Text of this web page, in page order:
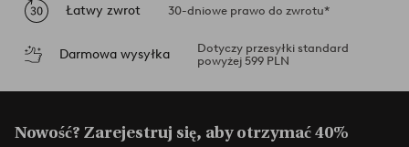
Łatwy zwrot 30-dniowe prawo do zwrotu*
Darmowa wysyłka
Dotyczy przesyłki standard
powyżej 599 PLN
Nowość? Zarejestruj się, aby otrzymać 40%